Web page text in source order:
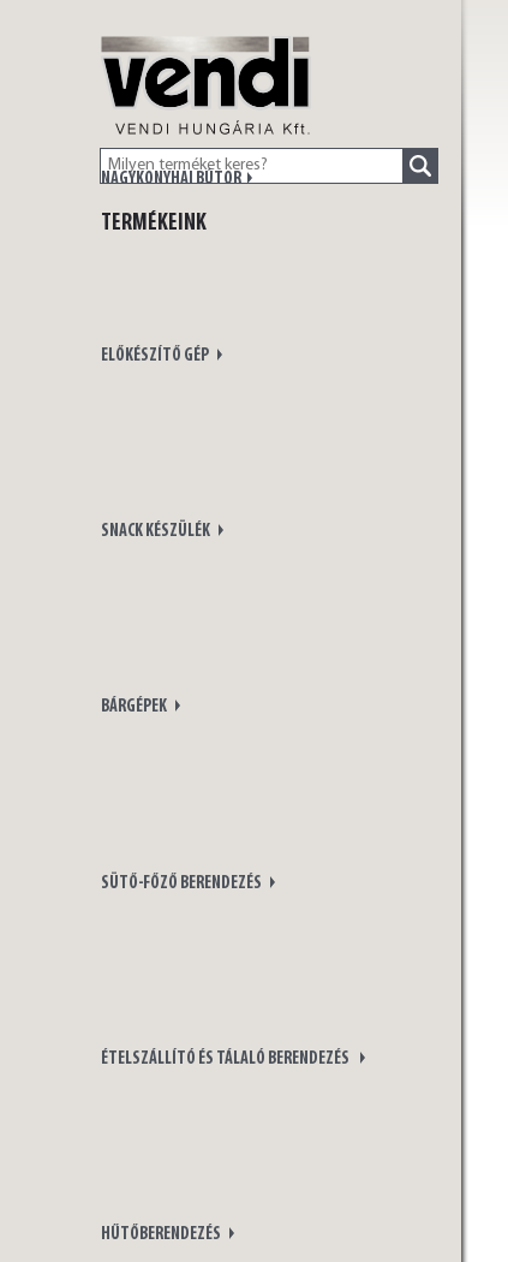
HUNGÁRIA Kft.
TERMÉKEINK
NAGYKONYHAI BÚTOR
ELŐKÉSZÍTŐ GÉP
SNACK KÉSZÜLÉK
BÁRGÉPEK
SÜTŐ-FŐZŐ BERENDEZÉS
ÉTELSZÁLLÍTÓ ÉS TÁLALÓ BERENDEZÉS
HŰTŐBERENDEZÉS